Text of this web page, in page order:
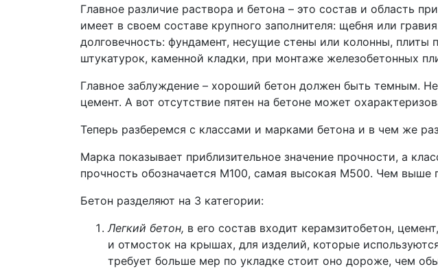
Главное различие раствора и бетона – это состав и область
имеет в своем составе крупного заполнителя: щебня или
долговечность: фундамент, несущие стены или колонны,
штукатурок, каменной кладки, при монтаже железобетонных
Главное заблуждение – хороший бетон должен быть темным.
цемент. А вот отсутствие пятен на бетоне может
Теперь разберемся с классами и марками бетона и в чем же
Марка показывает приблизительное значение прочности, а
прочность обозначается М100, самая высокая М500. Чем выше
Бетон разделяют на 3 категории:
Легкий бетон, в его состав входит керамзитобетон,
и отмосток на крышах, для изделий, которые
требует больше мер по укладке стоит оно дороже, чем